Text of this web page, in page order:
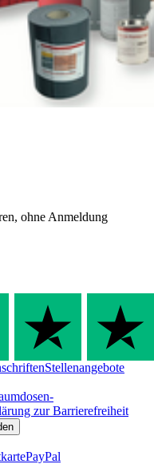
ohne Anmeldung
Stellenangebote
zur Barrierefreiheit
PayPal